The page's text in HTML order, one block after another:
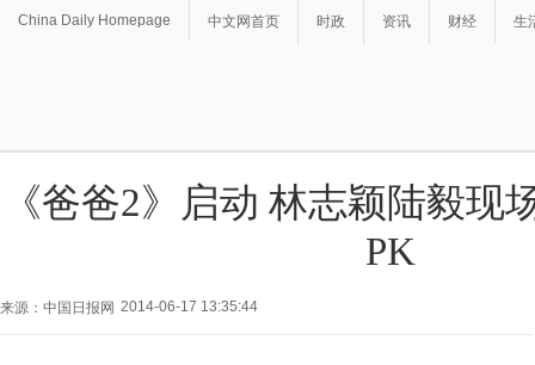
China Daily Homepage 中文网首页 时政 资讯 财经 生
《爸爸2》启动 林志颖陆毅现
PK
来源：中国日报网 2014-06-17 13:35:44